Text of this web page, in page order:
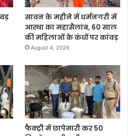
सावन के महीने में धर्मनगरी में
आस्था का महासैलाब, 60 साल
की महिलाओं के कंधों पर कांवड़
August 4, 2026
फैक्ट्री में छापेमारी कर 50